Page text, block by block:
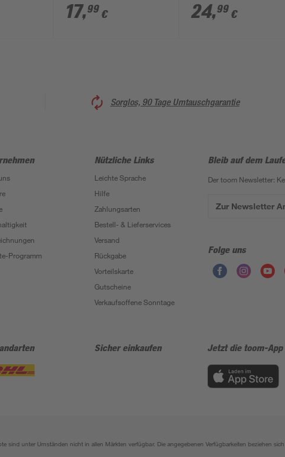
17,99 € 24,99 €
Sorglos, 90 Tage Umtauschgarantie
Programm
Nützliche Links
Leichte Sprache
Hilfe
Zahlungsarten
Bestell- & Lieferservices
Versand
Rückgabe
Vorteilskarte
Gutscheine
Verkaufsoffene Sonntage
Bleib auf dem
Der toom Newsletter:
Zur Newsletter
Folge uns
Sicher einkaufen Jetzt die toom-
sind unter Umständen nicht in allen Märkten verfügbar. Die angegebenen Verfügbarkeiten beziehen